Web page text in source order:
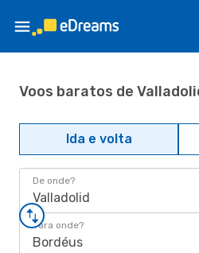
Voos baratos de
Ida e volta
De onde?
Valladolid
Para onde?
Bordéus